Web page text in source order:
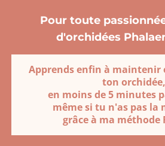
Pour toute
d'orchidées
Apprends enfin à
ton orchidée,
en moins de 5 minutes
même si tu n'as pas la
grâce à ma méthode